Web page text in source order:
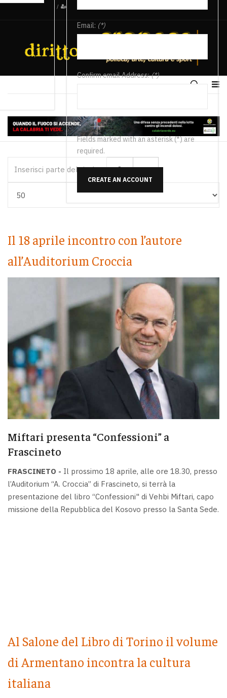
/
Email: (*)
Confirm email Address:(*)
Fields marked with an asterisk (*) are
required.
CREATE AN ACCOUNT
Il 18 aprile incontro con l’autore
all’Auditorium Croccia
Miftari presenta “Confessioni” a
Frascineto
FRASCINETO - Il prossimo 18 aprile, alle ore 18.30, presso
l’Auditorium “A. Croccia” di Frascineto, si terrà la
presentazione del libro “Confessioni" di Vehbi Miftari, capo
missione della Repubblica del Kosovo presso la Santa Sede.
Al Salone del Libro di Torino il volume
di Armentano incontra la cultura
italiana